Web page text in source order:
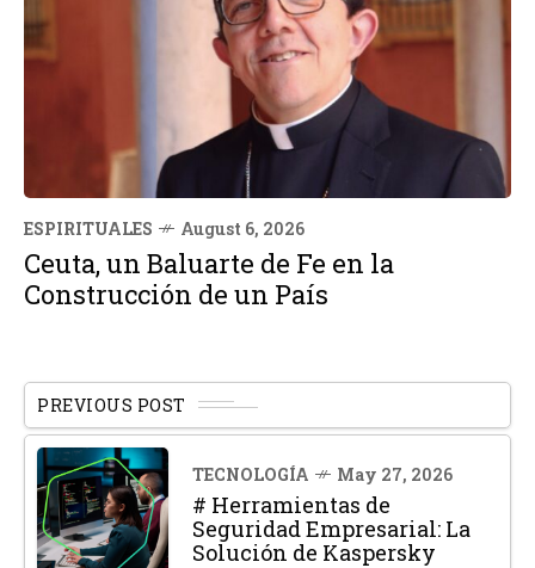
ESPIRITUALES August 6, 2026
Ceuta, un Baluarte de Fe en la
Construcción de un País
PREVIOUS POST
TECNOLOGÍA May 27, 2026
# Herramientas de
Seguridad Empresarial: La
Solución de Kaspersky